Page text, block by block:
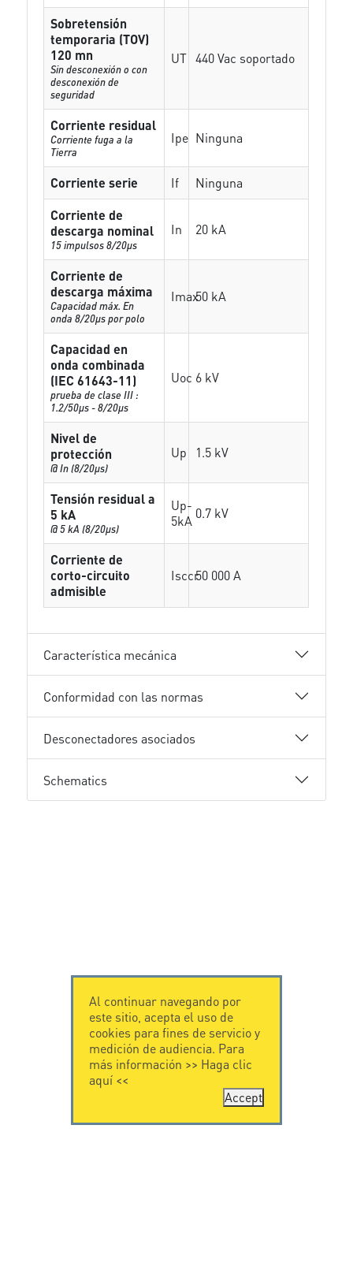
Sobretensión
temporaria (TOV)
120 mn
Sin desconexión o con
desconexión de
seguridad
UT 440 Vac soportado
Corriente residual
Corriente fuga a la
Tierra
Ipe Ninguna
Corriente serie If
Ninguna
Corriente de
descarga nominal
15 impulsos 8/20µs
In 20 kA
Corriente de
descarga máxima
Capacidad máx. En
onda 8/20µs por polo
Imax50 kA
Capacidad en
onda combinada
(IEC 61643-11)
prueba de clase III :
1.2/50µs - 8/20µs
Uoc 6 kV
Nivel de
protección
@ In (8/20µs)
Up 1.5 kV
Tensión residual a
5 kA
@ 5 kA (8/20µs)
Up-
5kA 0.7 kV
Corriente de
corto-circuito
admisible
Isccr50 000 A
Característica mecánica
Conformidad con las normas
Desconectadores asociados
Schematics
Al continuar navegando por
este sitio, acepta el uso de
cookies para fines de servicio y
medición de audiencia. Para
más información >> Haga clic
aquí<<
Accept